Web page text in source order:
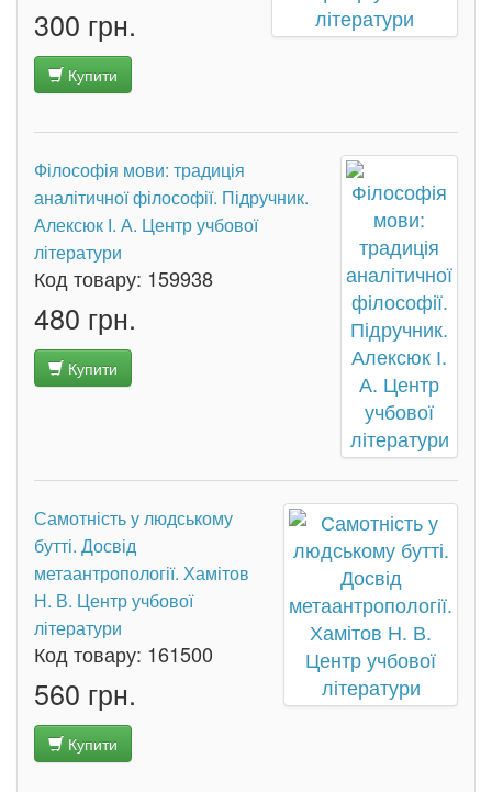
300 грн.
Купити
Філософія мови: традиція
аналітичної філософії. Підручник.
Алексюк І. А. Центр учбової
літератури
Код товару: 159938
480 грн.
Купити
Самотність у людському
бутті. Досвід
метаантропології. Хамітов
Н. В. Центр учбової
літератури
Код товару: 161500
560 грн.
Купити